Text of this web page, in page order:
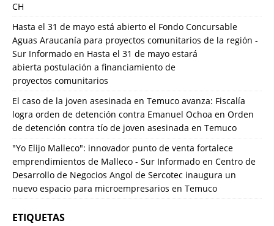
CH
Hasta el 31 de mayo está abierto el Fondo Concursable
Aguas Araucanía para proyectos comunitarios de la región -
Sur Informado en Hasta el 31 de mayo estará
abierta postulación a financiamiento de
proyectos comunitarios
El caso de la joven asesinada en Temuco avanza: Fiscalía
logra orden de detención contra Emanuel Ochoa en Orden
de detención contra tío de joven asesinada en Temuco
"Yo Elijo Malleco": innovador punto de venta fortalece
emprendimientos de Malleco - Sur Informado en Centro de
Desarrollo de Negocios Angol de Sercotec inaugura un
nuevo espacio para microempresarios en Temuco
ETIQUETAS